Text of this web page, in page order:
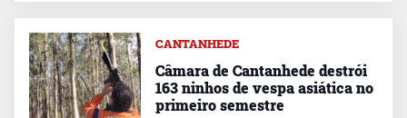
CANTANHEDE
Câmara de Cantanhede destrói
163 ninhos de vespa asiática no
primeiro semestre